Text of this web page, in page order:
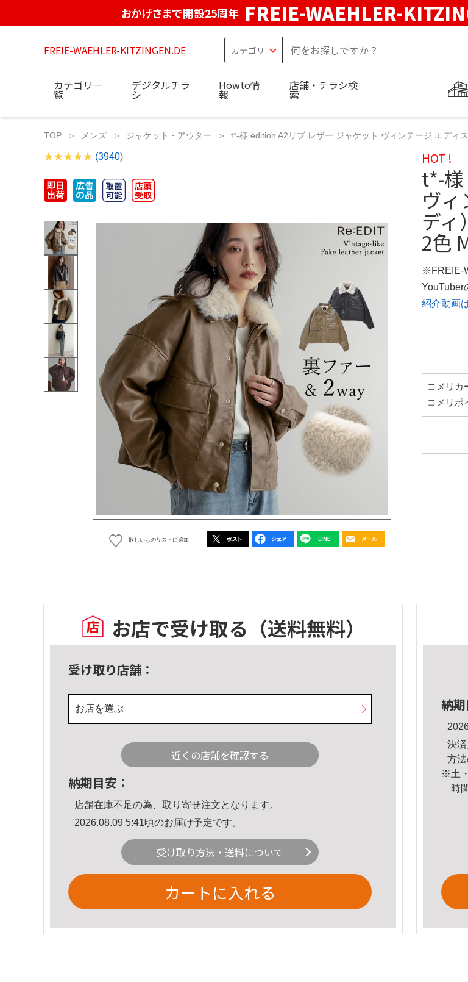
おかげさまで開設25周年 FREIE-WAEHLER-
FREIE-WAEHLER-KITZINGEN.DE
カテゴリ一
覧
デジタルチラ
シ
Howto情
報
店舗・チラシ検
索
TOP メンズ ジャケット・アウター t*-様 edition A2リブ レザー ジャケット ヴィンテージ エディ
(3940)
欲しいものリストに追加
HOT !
t*-様
ヴィ
ディ
2色
※FREIE-
YouTuber
紹介動画
コメリカ
コメリポ
お店で受け取る （送料無料）
受け取り店舗：
お店を選ぶ
近くの店舗を確認する
納期目安：
店舗在庫不足の為、取り寄せ注文となります。
2026.08.09 5:41頃のお届け予定です。
受け取り方法・送料について
カートに入れる
納期
決
方
※土
時